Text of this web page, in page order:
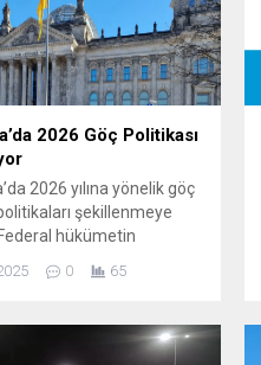
Sıla...
2026 Göç Politikası
2026 yılına yönelik göç
şekillenmeye
hükümetin
ile uyumlu reformlar
göç politikasında
öngörülüyor.
0 65